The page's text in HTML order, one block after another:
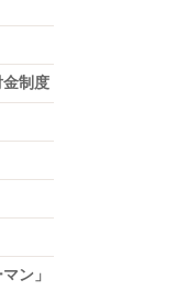
金制度
ン」